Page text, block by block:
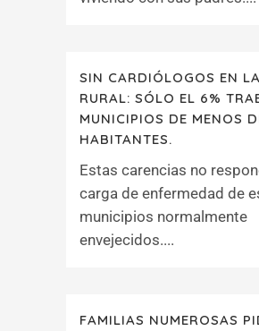
SIN CARDIÓLOGOS EN
RURAL: SÓLO EL 6%
MUNICIPIOS DE MENOS
HABITANTES.
Estas carencias no
carga de enfermedad de
municipios normalmente
envejecidos....
FAMILIAS NUMEROSAS